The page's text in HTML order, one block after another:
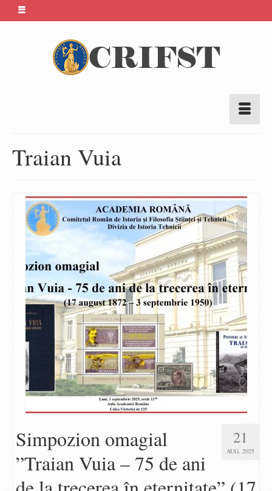
Traian Vuia
21
AUG. 2025
Simpozion omagial
”Traian Vuia – 75 de ani